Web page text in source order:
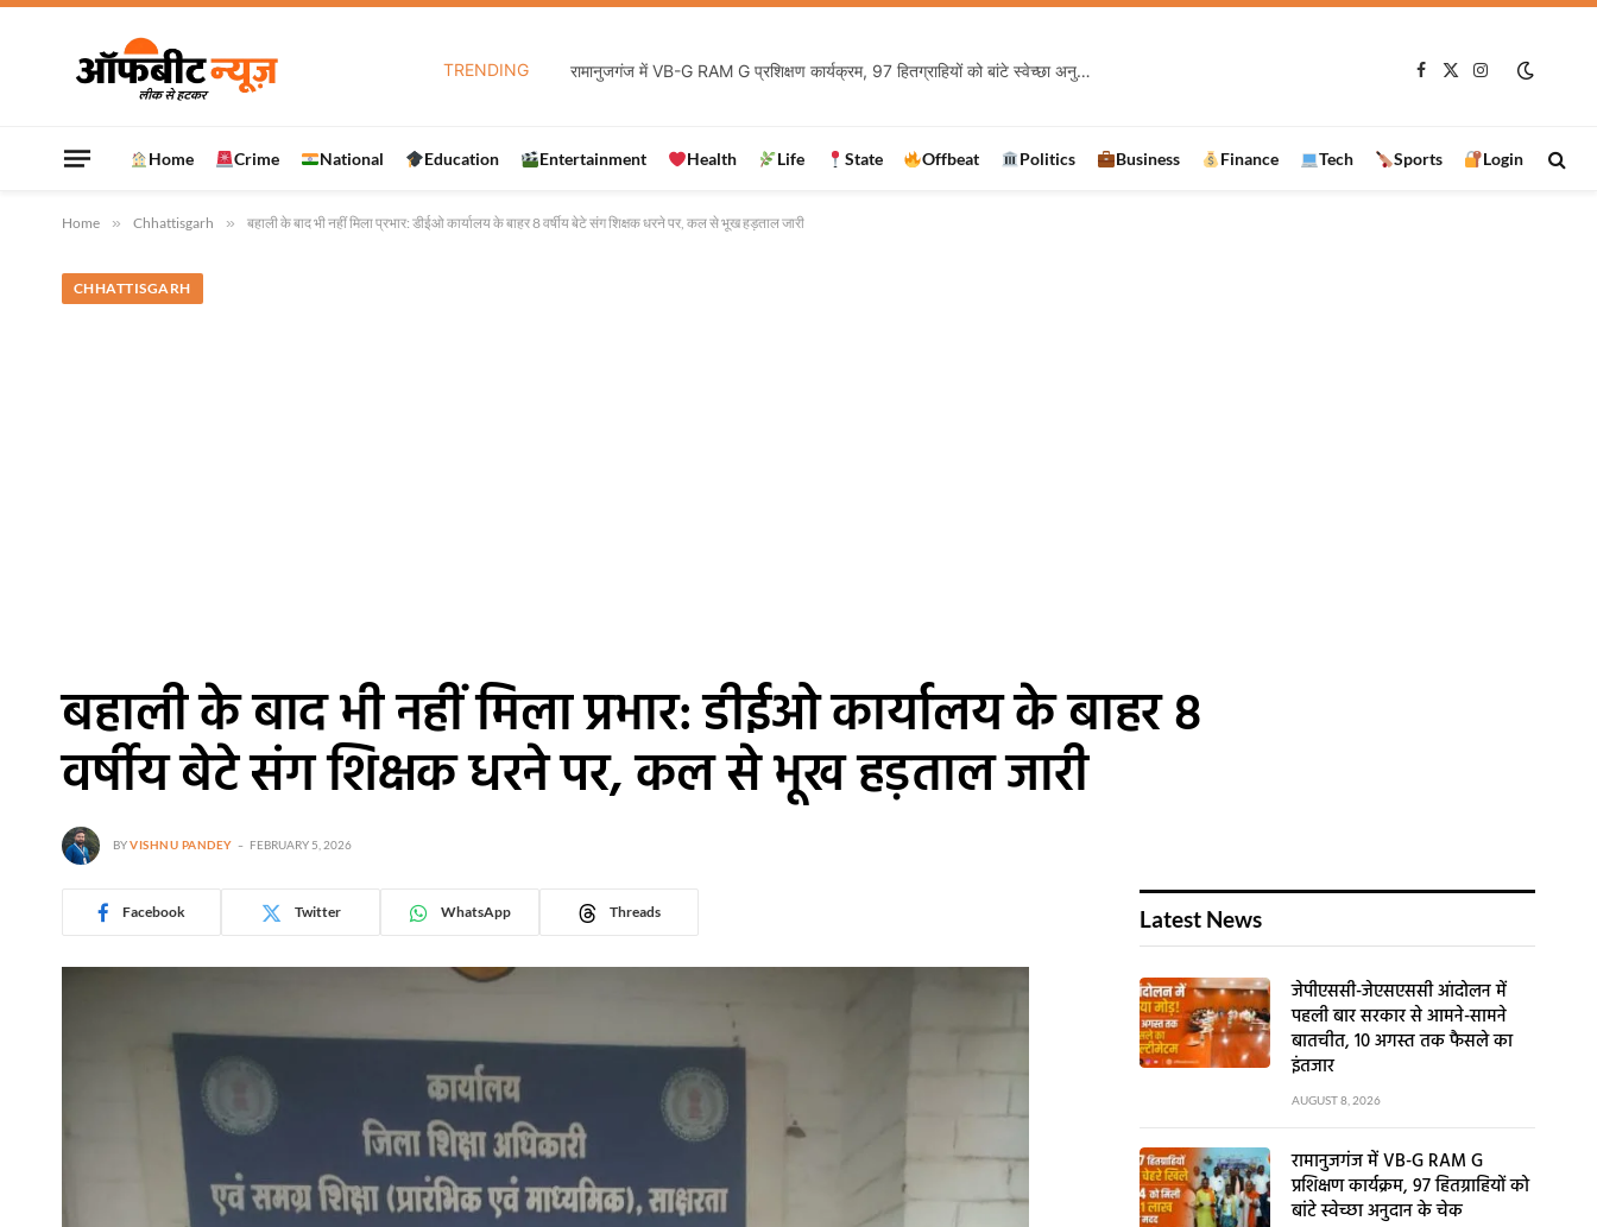
TRENDING रामानुजगंज में VB-G RAM G प्रशिक्षण कार्यक्रम, 97 हितग्राहियों को बांटे स्वेच्छा अनुदान के चेक
Facebook
X
Instagram
Home Crime National Education Entertainment Health Life State Offbeat Politics Business Finance Tech Sports Login
Home » Chhattisgarh » बहाली के बाद भी नहीं मिला प्रभार: डीईओ कार्यालय के बाहर 8 वर्षीय बेटे संग शिक्षक धरने पर, कल से भूख हड़ताल जारी
CHHATTISGARH
बहाली के बाद भी नहीं मिला प्रभार: डीईओ कार्यालय के बाहर 8
वर्षीय बेटे संग शिक्षक धरने पर, कल से भूख हड़ताल जारी
BYVISHNU PANDEY FEBRUARY 5, 2026
Facebook Twitter WhatsApp Threads Latest News
जेपीएससी-जेएसएससी आंदोलन में
पहली बार सरकार से आमने-सामने
बातचीत, 10 अगस्त तक फैसले का
इंतजार
AUGUST 8, 2026
रामानुजगंज में VB-G RAM G
प्रशिक्षण कार्यक्रम, 97 हितग्राहियों को
बांटे स्वेच्छा अनुदान के चेक